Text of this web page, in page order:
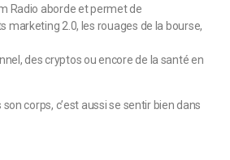
Radio aborde et permet de
marketing 2.0, les rouages de la bourse,
des cryptos ou encore de la santé en
corps, c’est aussi se sentir bien dans